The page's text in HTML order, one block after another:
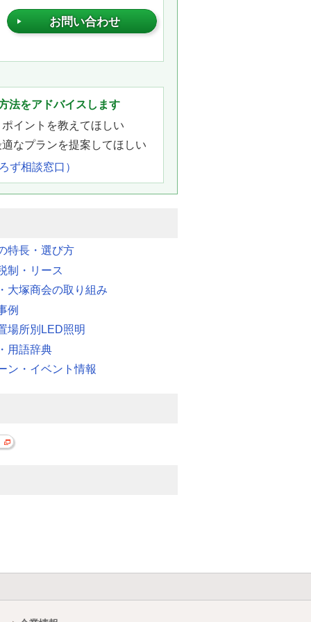
お問い合わせ
法をアドバイスします
イントを教えてほしい
なプランを提案してほしい
ず相談窓口）
特長・選び方
制・リース
大塚商会の取り組み
例
場所別LED照明
用語辞典
ン・イベント情報